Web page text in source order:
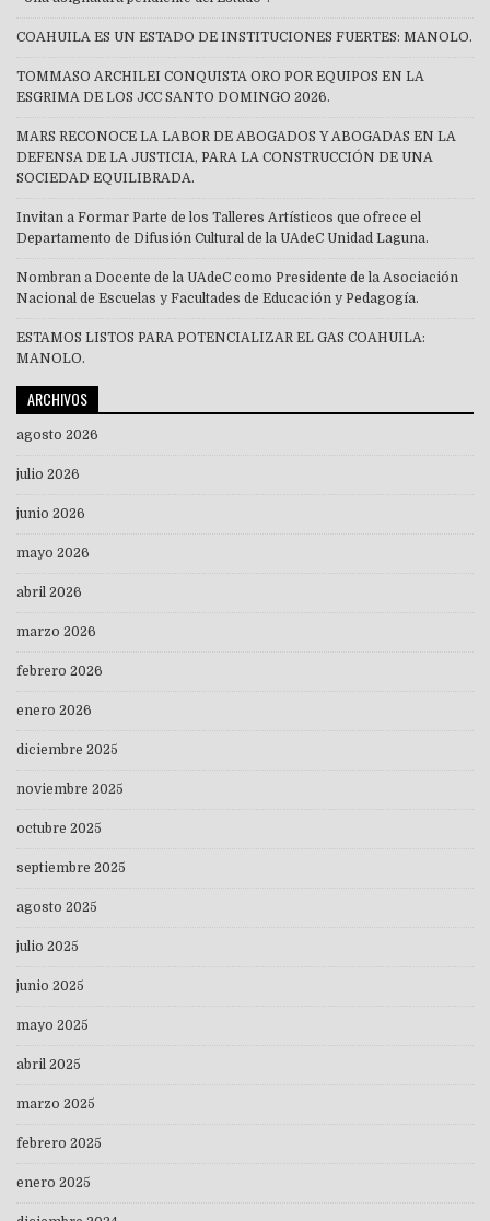
COAHUILA ES UN ESTADO DE INSTITUCIONES FUERTES: MANOLO.
TOMMASO ARCHILEI CONQUISTA ORO POR EQUIPOS EN LA
ESGRIMA DE LOS JCC SANTO DOMINGO 2026.
MARS RECONOCE LA LABOR DE ABOGADOS Y ABOGADAS EN LA
DEFENSA DE LA JUSTICIA, PARA LA CONSTRUCCIÓN DE UNA
SOCIEDAD EQUILIBRADA.
Invitan a Formar Parte de los Talleres Artísticos que ofrece el
Departamento de Difusión Cultural de la UAdeC Unidad Laguna.
Nombran a Docente de la UAdeC como Presidente de la Asociación
Nacional de Escuelas y Facultades de Educación y Pedagogía.
ESTAMOS LISTOS PARA POTENCIALIZAR EL GAS COAHUILA:
MANOLO.
ARCHIVOS
agosto 2026
julio 2026
junio 2026
mayo 2026
abril 2026
marzo 2026
febrero 2026
enero 2026
diciembre 2025
noviembre 2025
octubre 2025
septiembre 2025
agosto 2025
julio 2025
junio 2025
mayo 2025
abril 2025
marzo 2025
febrero 2025
enero 2025